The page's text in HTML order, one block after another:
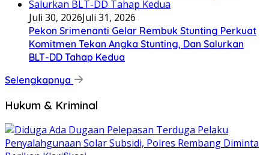
Juli 30, 2026Juli 31, 2026
Pekon Srimenanti Gelar Rembuk Stunting Perkuat
Komitmen Tekan Angka Stunting, Dan Salurkan
BLT-DD Tahap Kedua
Selengkapnya
Hukum & Kriminal